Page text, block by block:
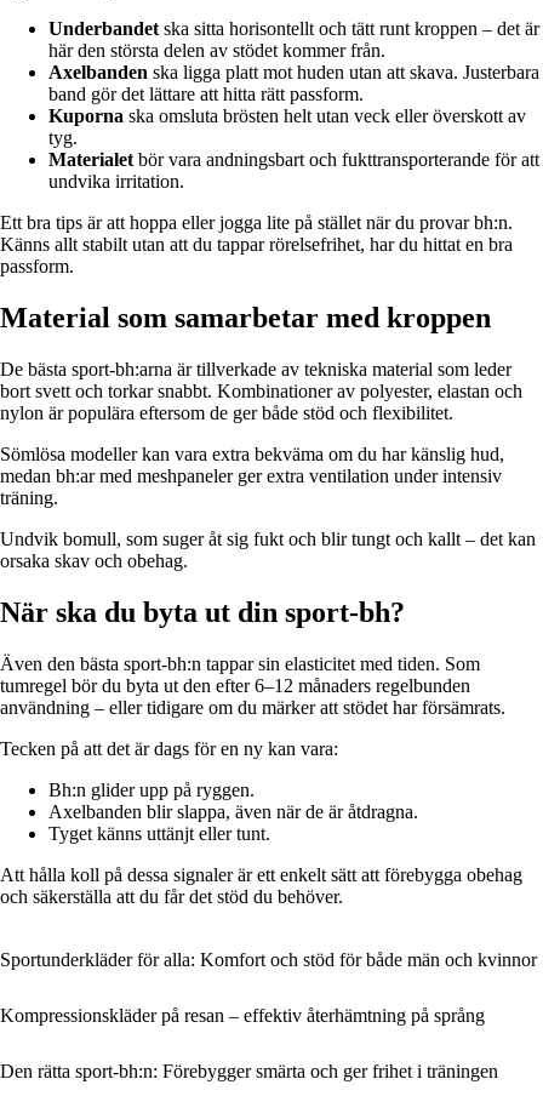
Underbandet ska sitta horisontellt och tätt runt kroppen – det är
här den största delen av stödet kommer från.
Axelbanden ska ligga platt mot huden utan att skava. Justerbara
band gör det lättare att hitta rätt passform.
Kuporna ska omsluta brösten helt utan veck eller överskott av
tyg.
Materialet bör vara andningsbart och fukttransporterande för att
undvika irritation.
Ett bra tips är att hoppa eller jogga lite på stället när du provar bh:n.
Känns allt stabilt utan att du tappar rörelsefrihet, har du hittat en bra
passform.
Material som samarbetar med kroppen
De bästa sport-bh:arna är tillverkade av tekniska material som leder
bort svett och torkar snabbt. Kombinationer av polyester, elastan och
nylon är populära eftersom de ger både stöd och flexibilitet.
Sömlösa modeller kan vara extra bekväma om du har känslig hud,
medan bh:ar med meshpaneler ger extra ventilation under intensiv
träning.
Undvik bomull, som suger åt sig fukt och blir tungt och kallt – det kan
orsaka skav och obehag.
När ska du byta ut din sport-bh?
Även den bästa sport-bh:n tappar sin elasticitet med tiden. Som
tumregel bör du byta ut den efter 6–12 månaders regelbunden
användning – eller tidigare om du märker att stödet har försämrats.
Tecken på att det är dags för en ny kan vara:
Bh:n glider upp på ryggen.
Axelbanden blir slappa, även när de är åtdragna.
Tyget känns uttänjt eller tunt.
Att hålla koll på dessa signaler är ett enkelt sätt att förebygga obehag
och säkerställa att du får det stöd du behöver.
Sportunderkläder för alla: Komfort och stöd för både män och kvinnor
Kompressionskläder på resan – effektiv återhämtning på språng
Den rätta sport-bh:n: Förebygger smärta och ger frihet i träningen